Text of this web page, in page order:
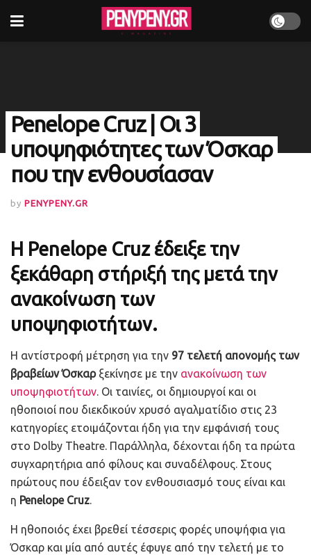
Penelope Cruz | Οι 3
υποψηφιότητες των Όσκαρ
που την ενθουσίασαν
by PENYPENY.GR
Η Penelope Cruz έδειξε την
ξεκάθαρη στήριξή της μετά την
ανακοίνωση των
υποψηφιοτήτων.
Η αντίστροφή μέτρηση για την 97 τελετή απονομής των
βραβείων Όσκαρξεκίνησε με την ανακοίνωση των
υποψηφιοτήτων. Οι ταινίες, οι δημιουργοί και οι
ηθοποιοί που διεκδικούν χρυσό αγαλματίδιο στις 23
κατηγορίες ετοιμάζονται ήδη για την εμφάνισή τους
στο Dolby Theatre. Παράλληλα, δέχονται ήδη τα πρώτα
συγχαρητήρια από φίλους και συναδέλφους. Στους
πρώτους που έδειξαν τον ενθουσιασμό τους είναι και
η Penelope Cruz.
Η ηθοποιός έχει βρεθεί τέσσερις φορές υποψήφια για
Όσκαρ και μία από αυτές έφυγε από την τελετή με το